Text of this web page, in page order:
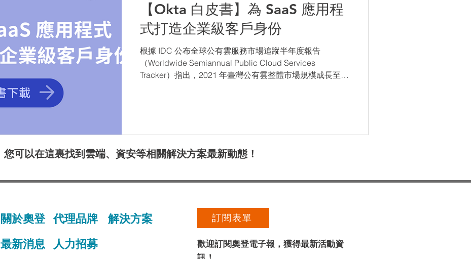
【Okta 白皮書】為 SaaS 應用程
式打造企業級客戶身份
根據 IDC 公布全球公有雲服務市場追蹤半年度報告
（Worldwide Semiannual Public Cloud Services
Tracker）指出，2021 年臺灣公有雲整體市場規模成長至
您可以在這裏找到雲端、資安等相關解決方案最新動態！
關於奧登 ​代理品牌
​解決方案
​最新消息
人力招募
訂閱表單
​歡迎訂閱奧登電子報，獲得最新活動資